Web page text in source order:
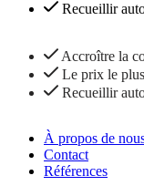
Recueillir
Accroître la
Le prix le
Recueillir
À propos de
Contact
Références